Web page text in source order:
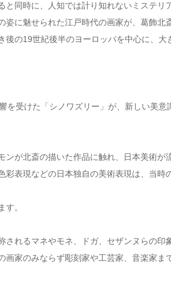
と同時に、人知では計り知れないミステ
姿に魅せられた江戸時代の画家が、葛飾
の19世紀後半のヨーロッパを中心に、大
を受けた「シノワズリー」が、新しい美
が北斎の描いた作品に触れ、日本美術
表現などの日本独自の美術表現は、当
。
されるマネやモネ、ドガ、セザンヌらの
家のみならず彫刻家や工芸家、音楽家ま